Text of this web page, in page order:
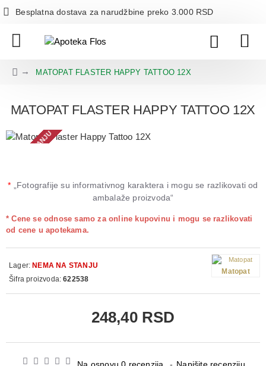
Besplatna dostava za narudžbine preko 3.000 RSD
MATOPAT FLASTER HAPPY TATTOO 12X
MATOPAT FLASTER HAPPY TATTOO 12X
NEMA NA STANJU
* „Fotografije su informativnog karaktera i mogu se razlikovati od
ambalaže proizvoda“
* Cene se odnose samo za online kupovinu i mogu se razlikovati
od cene u apotekama.
248,40 RSD
Lager: NEMA NA STANJU
Šifra proizvoda: 622538
Matopat